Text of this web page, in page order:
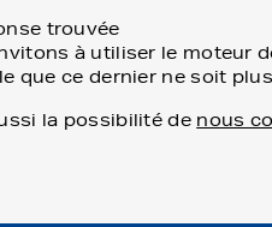
trouvée
à utiliser le moteur
que ce dernier ne soit
la possibilité de nous